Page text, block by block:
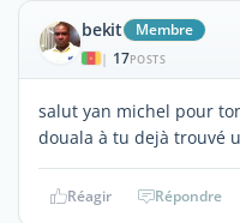
bekit Membre
| 17POSTS
salut yan michel pour
douala à tu dejà trouvé
Réagir Répondre